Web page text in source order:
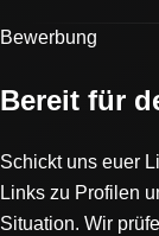
Bewerbung
Bereit für
Schickt uns euer
Links zu Profilen
Situation. Wir